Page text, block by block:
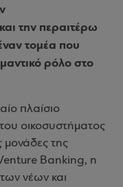
την περαιτέρω
τομέα που
ρόλο στο
πλαίσιο
οικοσυστήματος
μονάδες της
Banking, η
νέων και